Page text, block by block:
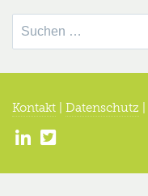
Suche
nach:
Kontakt Datenschutz